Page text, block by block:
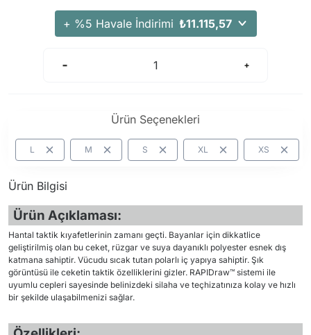
+ %5 Havale İndirimi ₺11.115,57
Ürün Seçenekleri
L M S XL XS
Ürün Bilgisi
Ürün Açıklaması:
Hantal taktik kıyafetlerinin zamanı geçti. Bayanlar için dikkatlice
geliştirilmiş olan bu ceket, rüzgar ve suya dayanıklı polyester esnek dış
katmana sahiptir. Vücudu sıcak tutan polarlı iç yapıya sahiptir. Şık
görüntüsü ile ceketin taktik özelliklerini gizler. RAPIDraw™ sistemi ile
uyumlu cepleri sayesinde belinizdeki silaha ve teçhizatınıza kolay ve hızlı
bir şekilde ulaşabilmenizi sağlar.